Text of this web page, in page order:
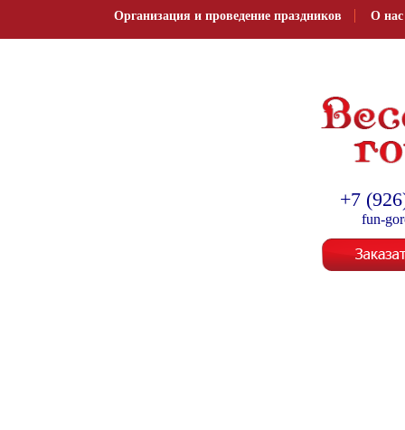
Организация и проведение праздников О нас
+7
fun-